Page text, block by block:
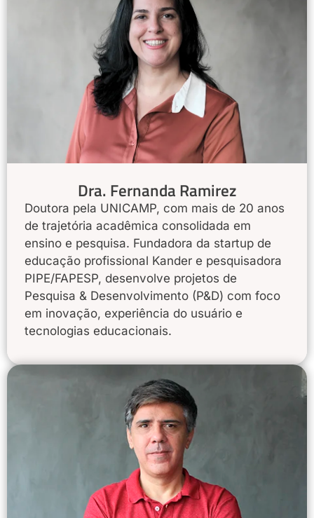
Dra. Fernanda Ramirez
Doutora pela UNICAMP, com mais de 20 anos
de trajetória acadêmica consolidada em
ensino e pesquisa. Fundadora da startup de
educação profissional Kander e pesquisadora
PIPE/FAPESP, desenvolve projetos de
Pesquisa & Desenvolvimento (P&D) com foco
em inovação, experiência do usuário e
tecnologias educacionais.